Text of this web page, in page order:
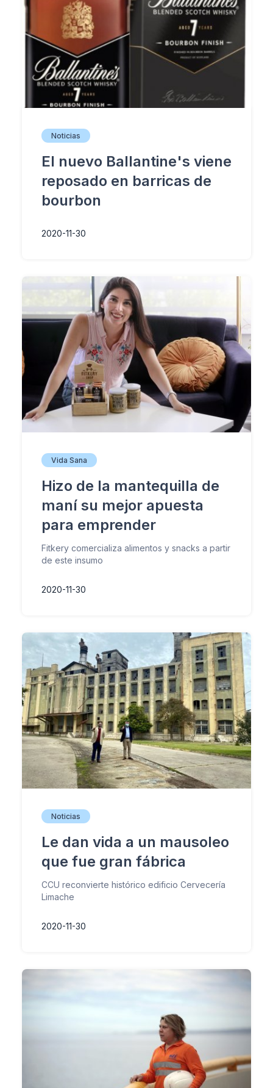
Noticias
El nuevo Ballantine's viene
reposado en barricas de
bourbon
2020-11-30
Vida Sana
Hizo de la mantequilla de
maní su mejor apuesta
para emprender
Fitkery comercializa alimentos y snacks a partir
de este insumo
2020-11-30
Noticias
Le dan vida a un mausoleo
que fue gran fábrica
CCU reconvierte histórico edificio Cervecería
Limache
2020-11-30